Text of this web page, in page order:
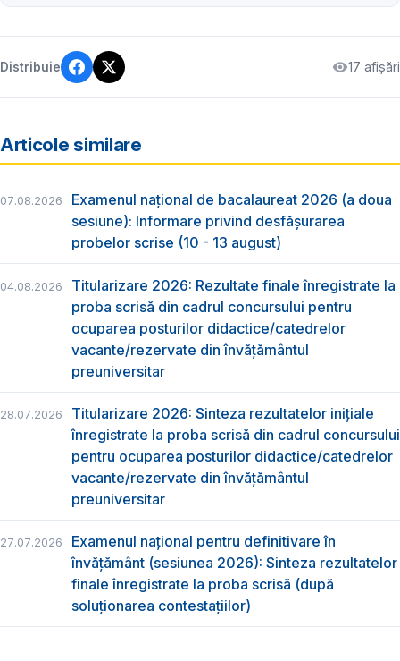
Distribuie 17 afișări
Articole similare
07.08.2026
Examenul național de bacalaureat 2026 (a doua
sesiune): Informare privind desfășurarea
probelor scrise (10 - 13 august)
04.08.2026
Titularizare 2026: Rezultate finale înregistrate la
proba scrisă din cadrul concursului pentru
ocuparea posturilor didactice/catedrelor
vacante/rezervate din învăţământul
preuniversitar
28.07.2026
Titularizare 2026: Sinteza rezultatelor inițiale
înregistrate la proba scrisă din cadrul concursului
pentru ocuparea posturilor didactice/catedrelor
vacante/rezervate din învăţământul
preuniversitar
27.07.2026
Examenul național pentru definitivare în
învățământ (sesiunea 2026): Sinteza rezultatelor
finale înregistrate la proba scrisă (după
soluționarea contestațiilor)